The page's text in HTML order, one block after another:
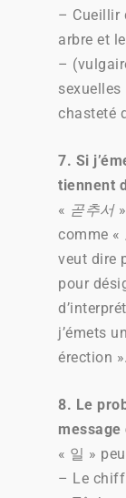
– Cueillir
arbre et
–
chasteté
7. Si
tiennent
« 곧추서
comme «
veut dire
pour
j’émets
érection ».
8. Le
message
« 일 »
– Le